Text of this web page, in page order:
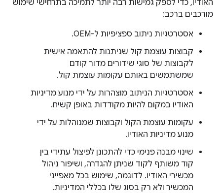
האודיו, כדי לספק גמישות רבה יותר לתמיכה בתרחישי שימוש
מורכבים ברכב:
אסטרטגיות ניתוב ספציפיות ל-OEM.
קבוצות עוצמת קול שניתנות להתאמה אישית
לקבוצות של סוגי שידורים מדור קודם
שמשתמשים באותם עקומות עוצמת קול.
אסטרטגיות הניתוב מוצהרות על ידי מנוע מדיניות
האודיו במקום להיות מקודדות באופן קשיח.
עקומות עוצמת הקול וקבוצות שמנוהלות על ידי
מנוע מדיניות האודיו.
שינוי מבנה פנימי כדי להתכונן לפיצול עתידי בין
קוד משותף לקוד שניתן להגדרה, ושיפור ניהול
מכשירי האודיו. לדוגמה, שימוש בכל מאפייני
המכשיר ולא רק בסוג שלו בכללי המדיניות.